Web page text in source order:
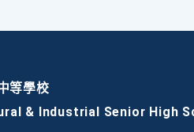
等學校
& Industrial Senior High